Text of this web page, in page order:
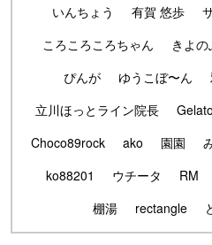
いんちょう
有賀 悠歩
ころころころちゃん
きよ
ぴんが
ゆうこぼ〜ん
立川ほっとライン院長
Gelato
Choco89rock
ako 園園
ko88201
ウチータ RM
棚湯
rectangle